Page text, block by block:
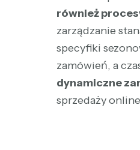
również
zarządzanie
specyfiki
zamówień, a
dynamiczne
sprzedaży